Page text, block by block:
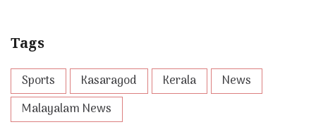
Tags
Sports Kasaragod Kerala
News
Malayalam News